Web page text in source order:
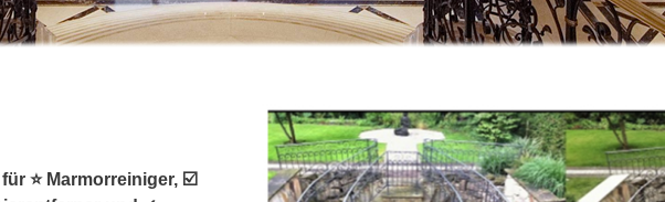
⭐ Marmorreiniger, ☑️